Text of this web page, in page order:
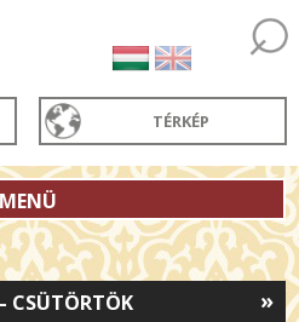
TÉRKÉP
MENÜ
»
CSÜTÖRTÖK